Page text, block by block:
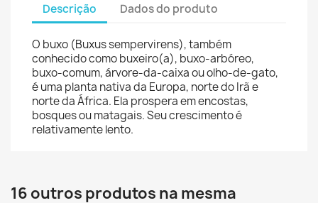
Descrição Dados do produto
O buxo (Buxus sempervirens), também
conhecido como buxeiro(a), buxo-arbóreo,
buxo-comum, árvore-da-caixa ou olho-de-gato,
é uma planta nativa da Europa, norte do Irã e
norte da África. Ela prospera em encostas,
bosques ou matagais. Seu crescimento é
relativamente lento.
16 outros produtos na mesma